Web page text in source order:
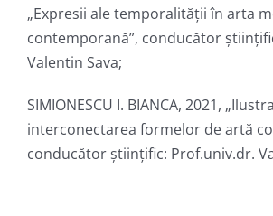
„Expresii ale temporalității în arta
contemporană”, conducător
Valentin Sava;
SIMIONESCU I. BIANCA, 2021,
interconectarea formelor de artă
conducător ştiinţific: Prof.univ.dr.